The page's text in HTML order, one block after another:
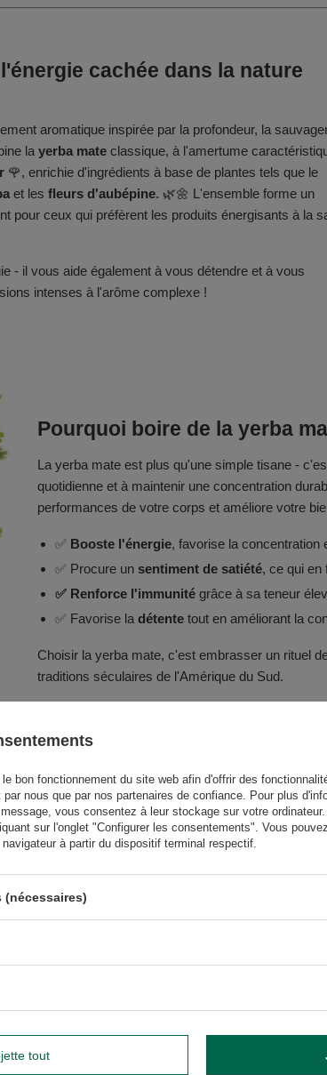
cachée dans la nature
aromatique inspirée par la profondeur, la
la yerba mate classique, à l'amertume
🌹, enrichie d'ingrédients à base de plantes tels que le
et les fleurs d'aubépine. 🌿🌼 L'ensemble forme un
pour ceux qui préfèrent les produits énergisants à la
- il vous aide également à vous détendre et à vous
intenses à l'arôme complexe !
Pourquoi boire de la yerba
La yerba mate est plus qu'une simple tisane -
quotidienne et à maintenir une concentration
performances de votre corps et améliore votre
✅ Booste l'énergie, favorise la concentration
✅ Procure un sentiment de satiété, ce qui en
✅ Renforce l'immunité grâce à sa teneur
✅ Favorise ladétente tout en améliorant la
Choisir la yerba mate, c'est embrasser un rituel
traditions séculaires de l'Amérique du Sud.
supplémentaires ✍️
fruits d'églantier, graines de chardon-marie, ginkgo
naturels
la bombilla au fond du monticule et verser de l'eau
bon fonctionnement du site web afin d'offrir des
nous que par nos partenaires de confiance. Pour plus
vous consentez à leur stockage sur votre
sur l'onglet "Configurer les consentements". Vous
à partir du dispositif terminal respectif.
tout